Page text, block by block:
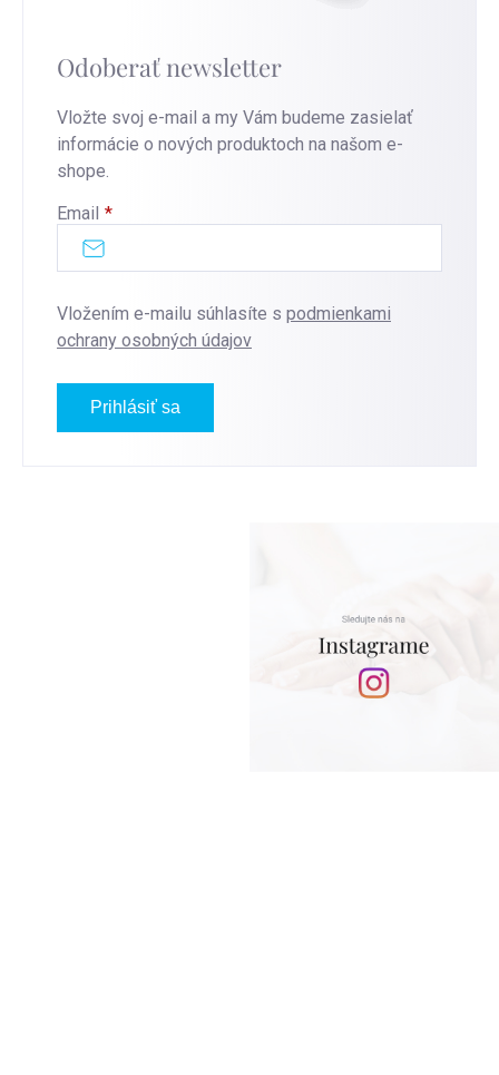
Odoberať newsletter
Vložte svoj e-mail a my Vám budeme zasielať
informácie o nových produktoch na našom e-
shope.
Email
Vložením e-mailu súhlasíte s podmienkami
ochrany osobných údajov
Prihlásiť sa